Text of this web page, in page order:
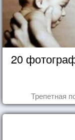
20
Трепетная